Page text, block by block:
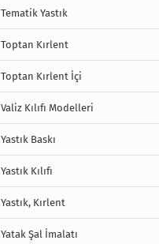
Tematik Yastık
Toptan Kırlent
Toptan Kırlent İçi
Valiz Kılıfı Modelleri
Yastık Baskı
Yastık Kılıfı
Yastık, Kırlent
Yatak Şal İmalatı